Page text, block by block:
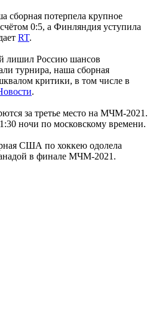
сборная потерпела крупное
0:5, а Финляндия уступила
RT.
лишил Россию шансов
турнира, наша сборная
критики, в том числе в
.
за третье место на МЧМ-2021.
ночи по московскому времени.
США по хоккею одолела
в финале МЧМ-2021.